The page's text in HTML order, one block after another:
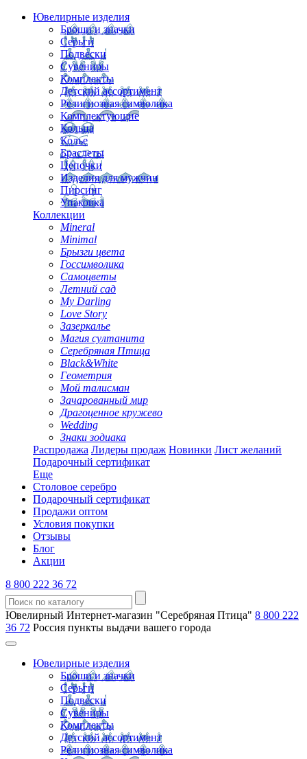
Ювелирные изделия
Броши и значки
Серьги
Подвески
Сувениры
Комплекты
Детский ассортимент
Религиозная символика
Комплектующие
Кольца
Колье
Браслеты
Цепочки
Изделия для мужчин
Пирсинг
Упаковка
Коллекции
Mineral
Minimal
Брызги цвета
Госсимволика
Самоцветы
Летний сад
My Darling
Love Story
Зазеркалье
Магия султанита
Серебряная Птица
Black&White
Геометрия
Мой талисман
Зачарованный мир
Драгоценное кружево
Wedding
Знаки зодиака
Распродажа Лидеры продаж Новинки Лист желаний
Подарочный сертификат
Еще
Столовое серебро
Подарочный сертификат
Продажи оптом
Условия покупки
Отзывы
Блог
Акции
8 800 222 36 72
Ювелирный Интернет-магазин "Серебряная Птица" 8 800 222
36 72 Россия пункты выдачи вашего города
Ювелирные изделия
Броши и значки
Серьги
Подвески
Сувениры
Комплекты
Детский ассортимент
Религиозная символика